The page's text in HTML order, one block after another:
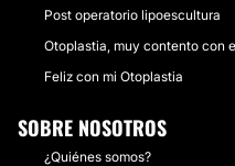
Post operatorio lipoescultura
Otoplastia, muy contento con
Feliz con mi Otoplastia
SOBRE NOSOTROS
¿Quiénes somos?